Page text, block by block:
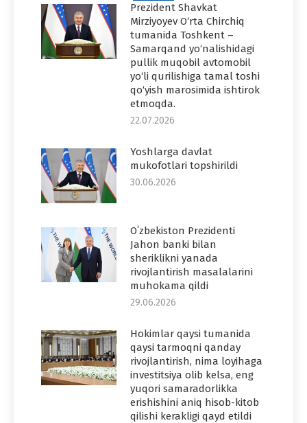
Prezident Shavkat
Mirziyoyev O‘rta Chirchiq
tumanida Toshkent –
Samarqand yo‘nalishidagi
pullik muqobil avtomobil
yo‘li qurilishiga tamal toshi
qo‘yish marosimida ishtirok
etmoqda.
22.07.2026
Yoshlarga davlat
mukofotlari topshirildi
30.06.2026
Oʻzbekiston Prezidenti
Jahon banki bilan
sheriklikni yanada
rivojlantirish masalalarini
muhokama qildi
29.06.2026
Hokimlar qaysi tumanida
qaysi tarmoqni qanday
rivojlantirish, nima loyihaga
investitsiya olib kelsa, eng
yuqori samaradorlikka
erishishini aniq hisob-kitob
qilishi kerakligi qayd etildi